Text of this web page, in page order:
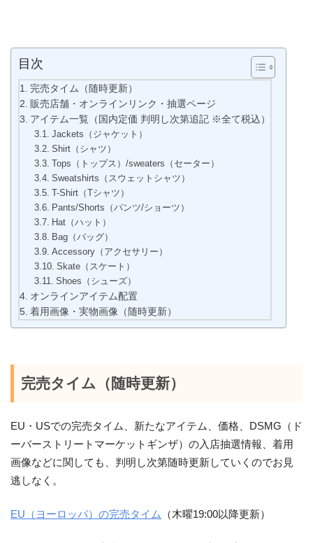
目次
完売タイム（随時更新）
販売店舗・オンラインリンク・抽選ページ
アイテム一覧（国内定価 判明し次第追記 ※全て税込）
Jackets（ジャケット）
Shirt（シャツ）
Tops（トップス）/sweaters（セーター）
Sweatshirts（スウェットシャツ）
T-Shirt（Tシャツ）
Pants/Shorts（パンツ/ショーツ）
Hat（ハット）
Bag（バッグ）
Accessory（アクセサリー）
Skate（スケート）
Shoes（シューズ）
オンラインアイテム配置
着用画像・実物画像（随時更新）
完売タイム（随時更新）
EU・USでの完売タイム、新たなアイテム、価格、DSMG（ド
ーバーストリートマーケットギンザ）の入店抽選情報、着用
画像などに関しても、判明し次第随時更新していくのでお見
逃しなく。
EU（ヨーロッパ）の完売タイム （木曜19:00以降更新）